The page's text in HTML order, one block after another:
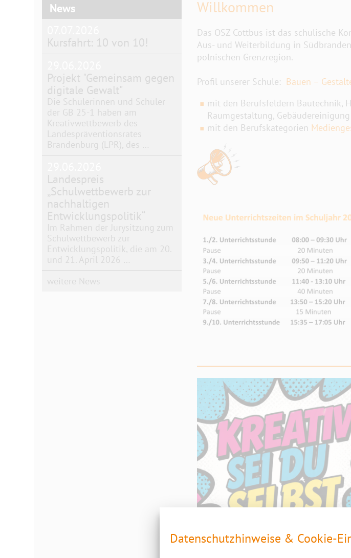
Willkommen
Das OSZ Cottbus ist das schulische
Aus- und Weiterbildung in
polnischen Grenzregion.
Profil unserer Schule: Bauen –
mit den Berufsfeldern Bautechnik,
Raumgestaltung,
mit den Berufskategorien
News
Kursfahrt: 10 von 10!
Projekt "Gemeinsam gegen
digitale Gewalt"
Die Schülerinnen und Schüler
der GB 25-1 haben am
Kreativwettbewerb des
Landespräventionsrates
Brandenburg (LPR), des …
Landespreis
„Schulwettbewerb zur
nachhaltigen
Entwicklungspolitik“
Im Rahmen der Jurysitzung zum
Schulwettbewerb zur
Entwicklungspolitik, die am 20.
und 21. April 2026 …
weitere News
Datenschutzhinweise & Cookie-